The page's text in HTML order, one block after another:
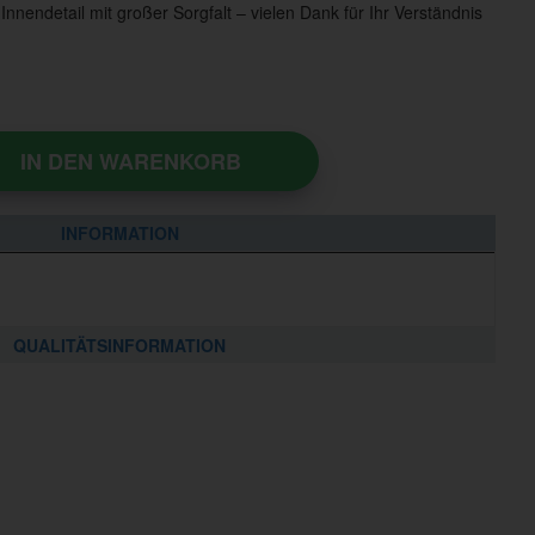
mit großer Sorgfalt – vielen Dank für Ihr Verständnis
IN DEN WARENKORB
INFORMATION
QUALITÄTSINFORMATION